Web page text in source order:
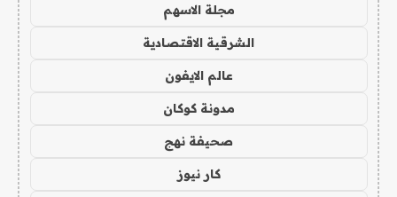
مجلة الاسهم
الشرقية الاقتصادية
عالم الايفون
مدونة كوكان
صحيفة نهج
كار نيوز